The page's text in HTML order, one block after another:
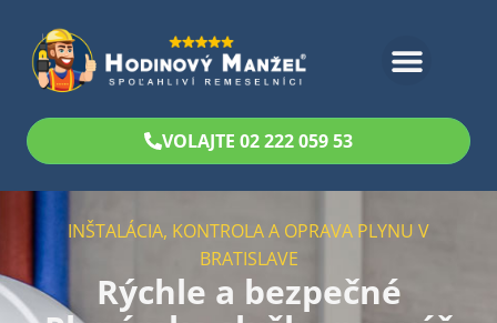
VOLAJTE 02 222 059 53
INŠTALÁCIA, KONTROLA A OPRAVA PLYNU V
BRATISLAVE
Rýchle a bezpečné